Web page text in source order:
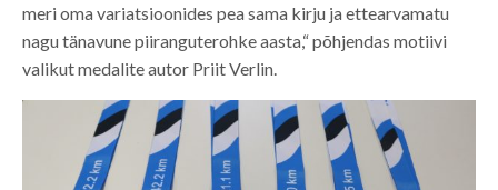
meri oma variatsioonides pea sama kirju ja ettearvamatu
nagu tänavune piiranguterohke aasta,“ põhjendas motiivi
valikut medalite autor Priit Verlin.